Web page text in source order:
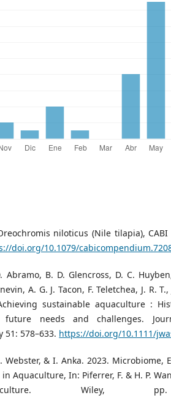
niloticus (Nile tilapia),
doi.org/10.1079/
Abramo, B. D. Glencross, D. C.
A. G. J. Tacon, F. Teletchea, J. R. T.,
sustainable aquaculture :
future needs and challenges.
51: 578–633. https://doi.org/10.1111/
Webster, & I. Anka. 2023. Microbiome,
Aquaculture, In: Piferrer, F. & H. P.
Wiley, pp.